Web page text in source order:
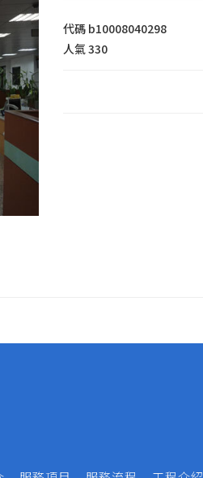
代碼 b10008040298
人氣330